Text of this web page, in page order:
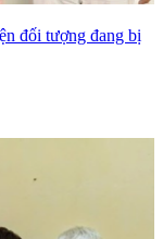
đối tượng đang bị